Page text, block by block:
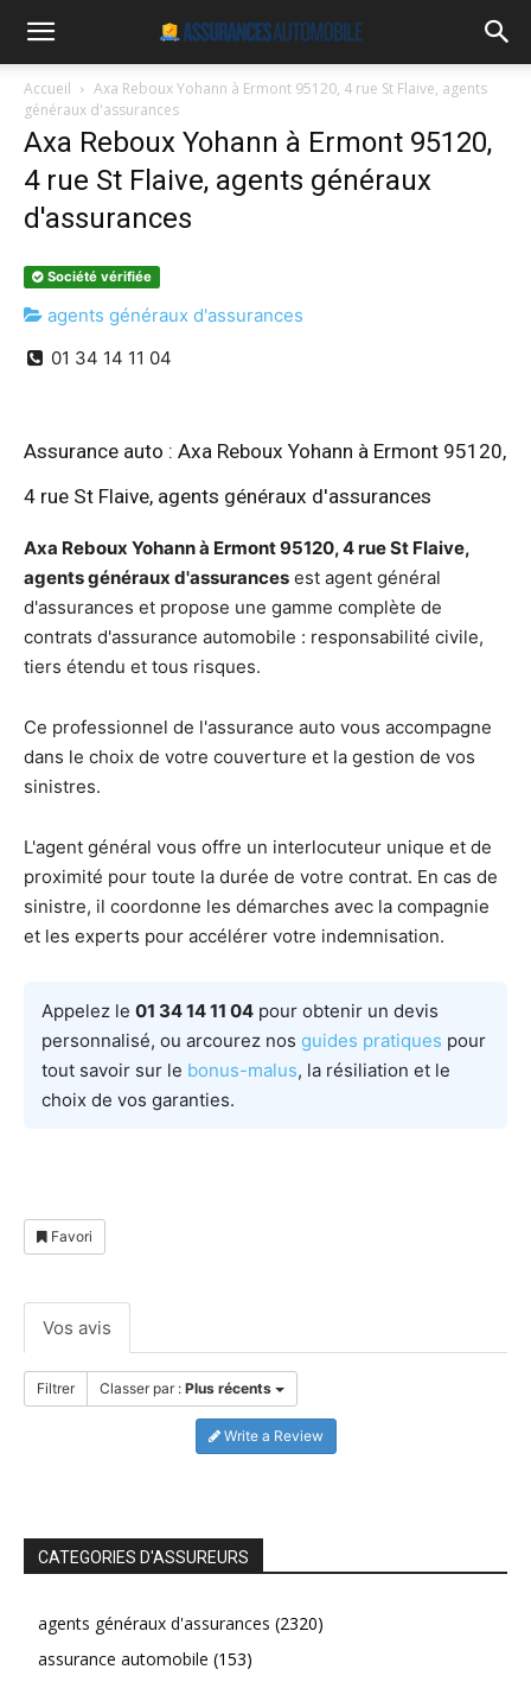
Accueil
Axa Reboux Yohann à Ermont 95120, 4 rue St Flaive, agents
généraux d'assurances
Axa Reboux Yohann à Ermont 95120,
4 rue St Flaive, agents généraux
d'assurances
Société vérifiée
agents généraux d'assurances
01 34 14 11 04
Assurance auto : Axa Reboux Yohann à Ermont 95120,
4 rue St Flaive, agents généraux d'assurances
Axa Reboux Yohann à Ermont 95120, 4 rue St Flaive,
agents généraux d'assurances est agent général
d'assurances et propose une gamme complète de
contrats d'assurance automobile : responsabilité civile,
tiers étendu et tous risques.
Ce professionnel de l'assurance auto vous accompagne
dans le choix de votre couverture et la gestion de vos
sinistres.
L'agent général vous offre un interlocuteur unique et de
proximité pour toute la durée de votre contrat. En cas de
sinistre, il coordonne les démarches avec la compagnie
et les experts pour accélérer votre indemnisation.
Appelez le 01 34 14 11 04 pour obtenir un devis
personnalisé, ou arcourez nos guides pratiques pour
tout savoir sur le bonus-malus, la résiliation et le
choix de vos garanties.
Favori
Vos avis
Filtrer Classer par : Plus récents
Write a Review
CATEGORIES D'ASSUREURS
agents généraux d'assurances (2320)
assurance automobile (153)